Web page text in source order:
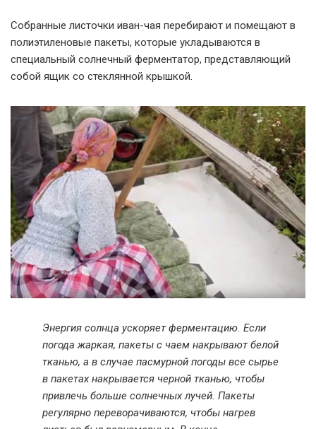
Собранные листочки иван-чая перебирают и помещают в
полиэтиленовые пакеты, которые укладываются в
специальный солнечный ферментатор, представляющий
собой ящик со стеклянной крышкой.
Энергия солнца ускоряет ферментацию. Если
погода жаркая, пакеты с чаем накрывают белой
тканью, а в случае пасмурной погоды все сырье
в пакетах накрывается черной тканью, чтобы
привлечь больше солнечных лучей. Пакеты
регулярно переворачиваются, чтобы нагрев